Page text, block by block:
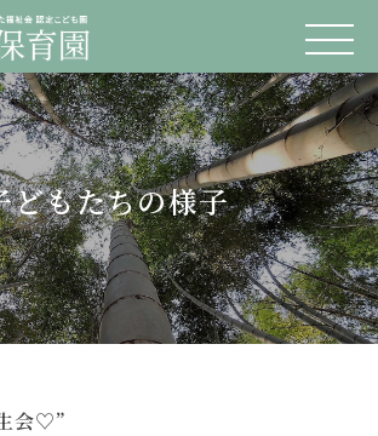
どもたちの様子
会♡”